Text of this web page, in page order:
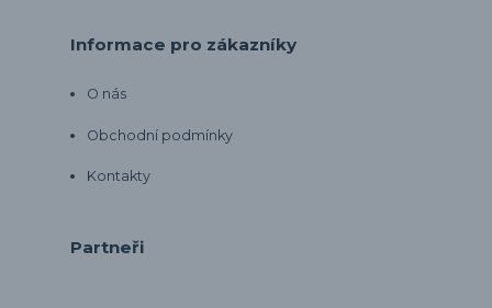
Informace pro zákazníky
O nás
Obchodní podmínky
Kontakty
Partneři